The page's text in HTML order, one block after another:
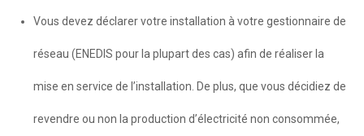
Vous devez déclarer votre installation à votre gestionnaire de
réseau (ENEDIS pour la plupart des cas) afin de réaliser la
mise en service de l’installation. De plus, que vous décidiez de
revendre ou non la production d’électricité non consommée,